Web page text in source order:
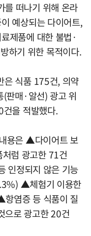
를 떠나기 위해 온라
예상되는 다이어트,
제품에 대한 불법·
하기 위한 목적이다.
은 식품 175건, 의약
판매·알선) 광고 위
을 적발했다.
용은 ▲다이어트 보
럼 광고한 71건
인정되지 않은 기능
▲체험기 이용한
염증 등 식품이 질
으로 광고한 20건